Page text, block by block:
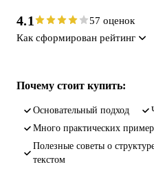
4.1
57 оценок
Как сформирован рейтинг
Почему стоит купить:
основательный подход
много практических
полезные советы о структуре, персонажах и работе с
текстом